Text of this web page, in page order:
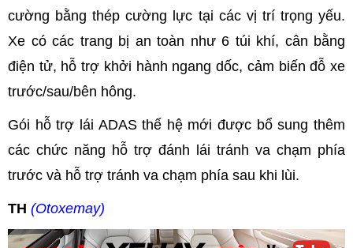
cường bằng thép cường lực tại các vị trí trọng yếu.
Xe có các trang bị an toàn như 6 túi khí, cân bằng
điện tử, hỗ trợ khởi hành ngang dốc, cảm biến đỗ xe
trước/sau/bên hông.
Gói hỗ trợ lái ADAS thế hệ mới được bổ sung thêm
các chức năng hỗ trợ đánh lái tránh va chạm phía
trước và hỗ trợ tránh va chạm phía sau khi lùi.
TH (Otoxemay)